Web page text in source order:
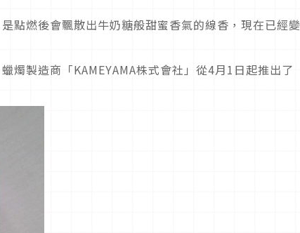
點燃後會飄散出牛奶糖般甜蜜香氣的線香，現在已經變
燭製造商「KAMEYAMA株式會社」從4月1日起推出了